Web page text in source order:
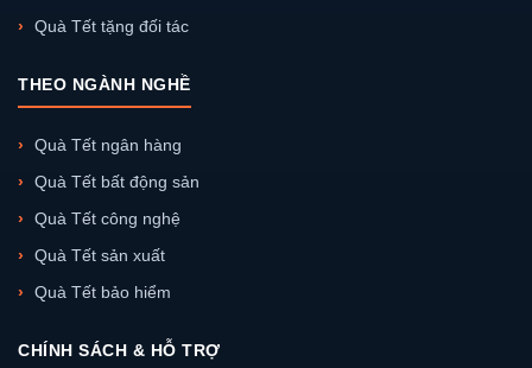
Quà Tết tặng đối tác
THEO NGÀNH NGHỀ
Quà Tết ngân hàng
Quà Tết bất động sản
Quà Tết công nghệ
Quà Tết sản xuất
Quà Tết bảo hiểm
CHÍNH SÁCH & HỖ TRỢ